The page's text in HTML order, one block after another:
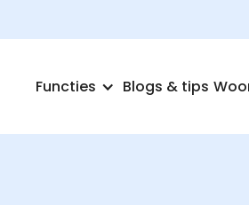
Functies Blogs & tips